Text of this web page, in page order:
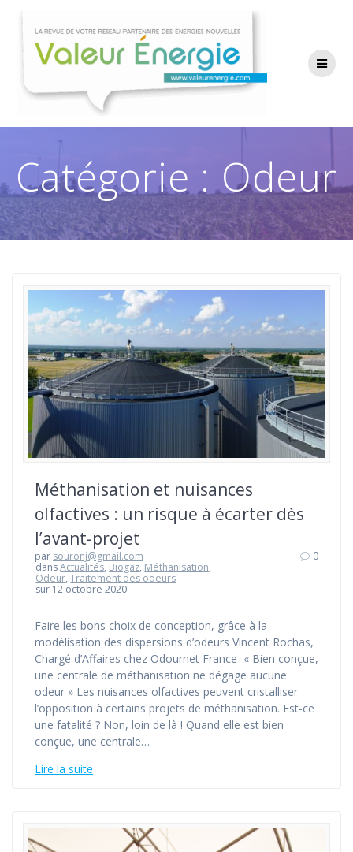
contenu
Catégorie :Odeur
Méthanisation et nuisances
olfactives : un risque à écarter dès
l’avant-projet
par souronj@gmail.com
dansActualités, Biogaz, Méthanisation,
Odeur,Traitement des odeurs
sur 12 octobre 2020
0
Faire les bons choix de conception, grâce à la
modélisation des dispersions d’odeurs Vincent Rochas,
Chargé d’Affaires chez Odournet France « Bien conçue,
une centrale de méthanisation ne dégage aucune
odeur » Les nuisances olfactives peuvent cristalliser
l’opposition à certains projets de méthanisation. Est-ce
une fatalité ? Non, loin de là ! Quand elle est bien
conçue, une centrale…
Lire la suite